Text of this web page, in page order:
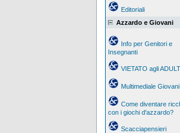
Editoriali
Azzardo e Giovani
Info per Genitori e
Insegnanti
VIETATO agli
Multimediale Giovani
Come diventare
con i giochi d'azzardo?
Scacciapensieri